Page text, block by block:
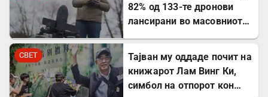
82% од 133-те дронови
лансирани во масовниот
СВЕТ
Тајван му оддаде почит на
книжарот Лам Винг Ки,
симбол на отпорот кон